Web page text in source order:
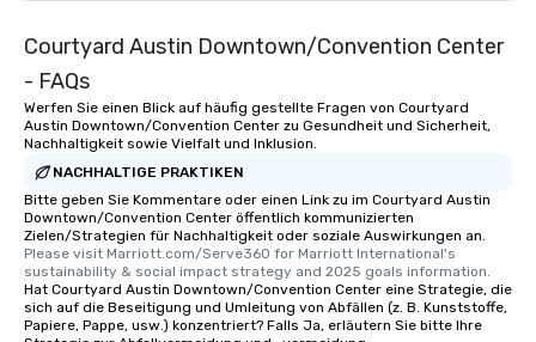
Courtyard Austin Downtown/Convention Center
- FAQs
Werfen Sie einen Blick auf häufig gestellte Fragen von Courtyard
Austin Downtown/Convention Center zu Gesundheit und Sicherheit,
Nachhaltigkeit sowie Vielfalt und Inklusion.
NACHHALTIGE PRAKTIKEN
Bitte geben Sie Kommentare oder einen Link zu im Courtyard Austin
Downtown/Convention Center öffentlich kommunizierten
Zielen/Strategien für Nachhaltigkeit oder soziale Auswirkungen an.
Please visit Marriott.com/Serve360 for Marriott International's
sustainability & social impact strategy and 2025 goals information.
Hat Courtyard Austin Downtown/Convention Center eine Strategie, die
sich auf die Beseitigung und Umleitung von Abfällen (z. B. Kunststoffe,
Papiere, Pappe, usw.) konzentriert? Falls Ja, erläutern Sie bitte Ihre